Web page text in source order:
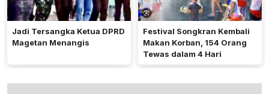
Jadi Tersangka Ketua DPRD
Magetan Menangis
Festival Songkran Kembali
Makan Korban, 154 Orang
Tewas dalam 4 Hari